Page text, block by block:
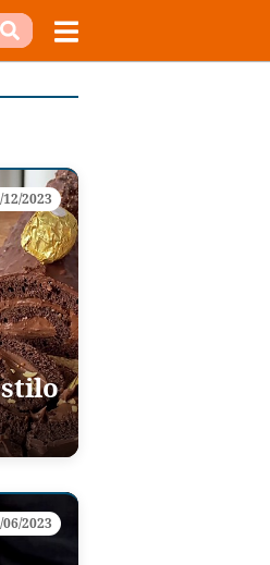
12/2023
06/2023